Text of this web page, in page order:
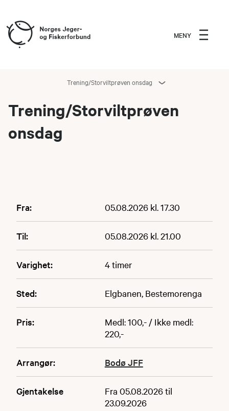
MENY
Trening/Storviltprøven onsdag
Trening/Storviltprøven
onsdag
Fra: 05.08.2026 kl. 17.30
Til: 05.08.2026 kl. 21.00
Varighet: 4 timer
Sted: Elgbanen, Bestemorenga
Pris:
Medl: 100,- / Ikke medl:
220,-
Arrangør: Bodø JFF
Gjentakelse
Fra 05.08.2026 til
23.09.2026